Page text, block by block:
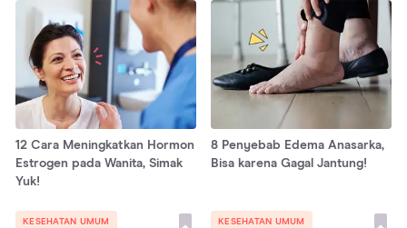
12 Cara Meningkatkan Hormon
Estrogen pada Wanita, Simak
Yuk!
KESEHATAN UMUM
8 Penyebab Edema Anasarka,
Bisa karena Gagal Jantung!
KESEHATAN UMUM